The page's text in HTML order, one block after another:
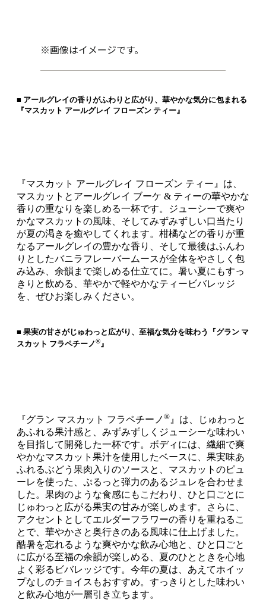
※画像はイメージです。
■ アールグレイの香りがふわりと広がり、華やかな気分に包まれる
『マスカット アールグレイ フローズン ティー』
『マスカット アールグレイ フローズン ティー』は、
マスカットとアールグレイ ブーケ & ティーの華やかな
香りの重なりを楽しめる一杯です。ジューシーで爽や
かなマスカットの風味、そしてみずみずしい口当たり
が夏の渇きを癒やしてくれます。柑橘などの香りが重
なるアールグレイの豊かな香り、そして最後はふんわ
りとしたバニラフレーバームースが全体をやさしく包
み込み、余韻まで楽しめる仕立てに。暑い夏にもすっ
きりと飲める、華やかで軽やかなティービバレッジ
を、ぜひお楽しみください。
■ 果実の甘さがじゅわっと広がり、至福な気分を味わう『グラン マ
スカット フラペチーノ®』
『グラン マスカット フラペチーノ ® 』は、じゅわっと
あふれる果汁感と、みずみずしくジューシーな味わい
を目指して開発した一杯です。ボディには、繊細で爽
やかなマスカット果汁を使用したベースに、果実味あ
ふれるぶどう果肉入りのソースと、マスカットのピュ
ーレを使った、ぷるっと弾力のあるジュレを合わせま
した。果肉のような食感にもこだわり、ひと口ごとに
じゅわっと広がる果実の甘みが楽しめます。さらに、
アクセントとしてエルダーフラワーの香りを重ねるこ
とで、華やかさと奥行きのある風味に仕上げました。
酷暑を忘れるような爽やかな飲み心地と、ひと口ごと
に広がる至福の余韻が楽しめる、夏のひとときを心地
よく彩るビバレッジです。今年の夏は、あえてホイッ
プなしのチョイスもおすすめ。すっきりとした味わい
と飲み心地が一層引き立ちます。